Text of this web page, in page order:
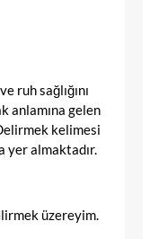
ruh sağlığını
anlamına gelen
kelimesi
yer almaktadır.
üzereyim.